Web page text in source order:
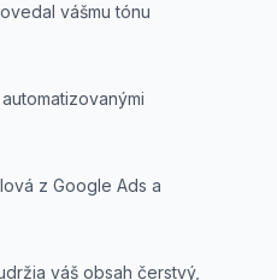
vášmu tónu
z Google Ads a
váš obsah čerstvý,